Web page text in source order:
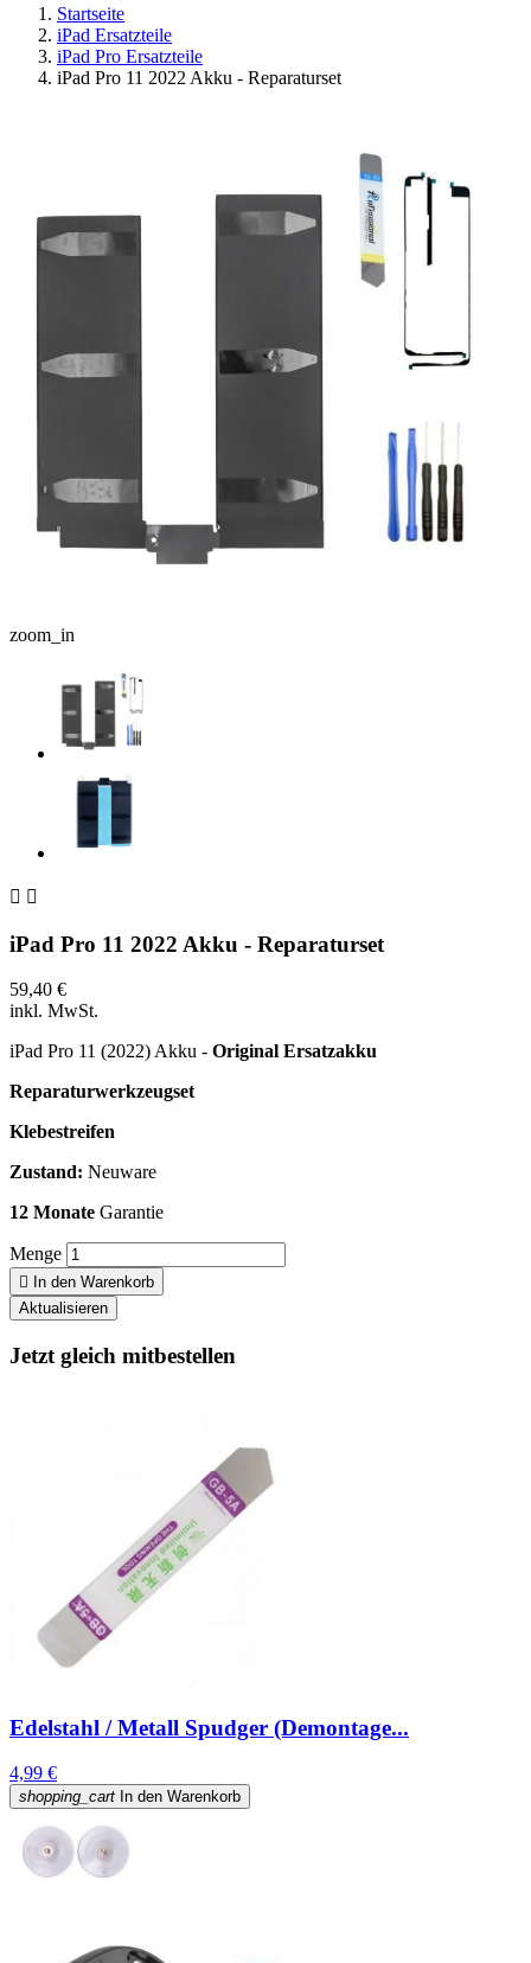
Startseite
iPad Ersatzteile
iPad Pro Ersatzteile
iPad Pro 11 2022 Akku - Reparaturset
zoom_in
 
iPad Pro 11 2022 Akku - Reparaturset
59,40 €
inkl. MwSt.
iPad Pro 11 (2022) Akku - Original Ersatzakku
Reparaturwerkzeugset
Klebestreifen
Zustand: Neuware
12 Monate Garantie
Menge
 In den Warenkorb
Jetzt gleich mitbestellen
Edelstahl / Metall Spudger (Demontage...
4,99 €
shopping_cart In den Warenkorb